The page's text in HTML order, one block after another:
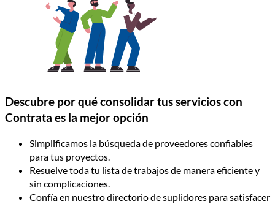
Descubre por qué consolidar tus servicios con
Contrata es la mejor opción
Simplificamos la búsqueda de proveedores confiables
para tus proyectos.
Resuelve toda tu lista de trabajos de manera eficiente y
sin complicaciones.
Confía en nuestro directorio de suplidores para satisfacer